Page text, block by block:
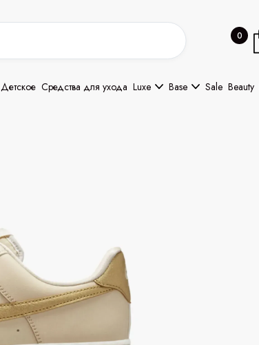
0
Детское Средства для ухода Luxe Base Sale Beauty